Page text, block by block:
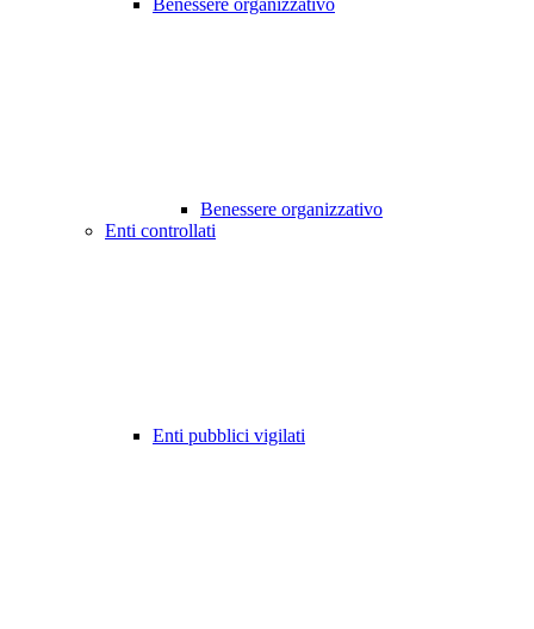
Benessere organizzativo
Benessere organizzativo
Enti controllati
Enti pubblici vigilati